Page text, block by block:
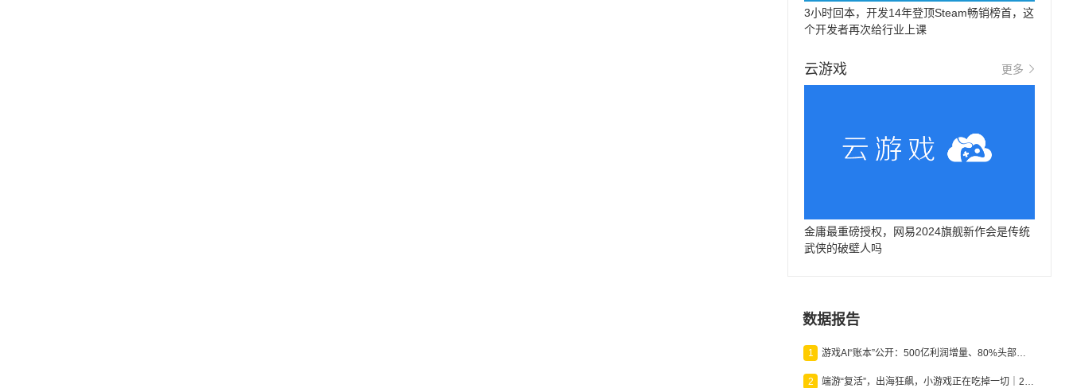
3小时回本，开发14年登顶Steam畅销榜首，这
个开发者再次给行业上课
云游戏 更多
金庸最重磅授权，网易2024旗舰新作会是传统
武侠的破壁人吗
数据报告
1 游戏AI“账本”公开：500亿利润增量、80%头部入局，谁在闷声发财？
2 端游“复活”，出海狂飙，小游戏正在吃掉一切｜2026上半年产业报告